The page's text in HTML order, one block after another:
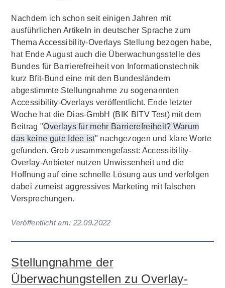
Nachdem ich schon seit einigen Jahren mit
ausführlichen Artikeln in deutscher Sprache zum
Thema Accessibility-Overlays Stellung bezogen habe,
hat Ende August auch die Überwachungsstelle des
Bundes für Barrierefreiheit von Informationstechnik
kurz Bfit-Bund eine mit den Bundesländern
abgestimmte Stellungnahme zu sogenannten
Accessibility-Overlays veröffentlicht. Ende letzter
Woche hat die Dias-GmbH (BIK BITV Test) mit dem
Beitrag "Overlays für mehr Barrierefreiheit? Warum
das keine gute Idee ist" nachgezogen und klare Worte
gefunden. Grob zusammengefasst: Accessibility-
Overlay-Anbieter nutzen Unwissenheit und die
Hoffnung auf eine schnelle Lösung aus und verfolgen
dabei zumeist aggressives Marketing mit falschen
Versprechungen.
Veröffentlicht am: 22.09.2022
Stellungnahme der
Überwachungstellen zu Overlay-